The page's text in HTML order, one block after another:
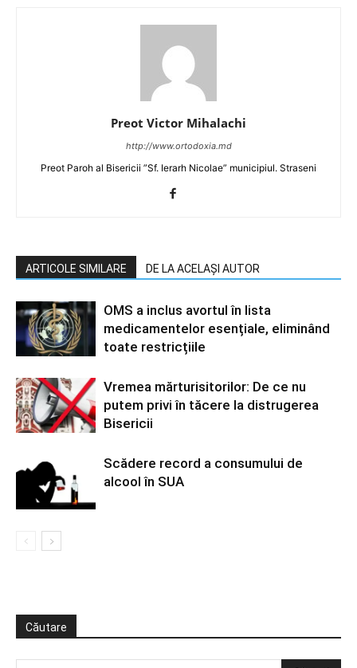
Preot Victor Mihalachi
http://www.ortodoxia.md
Preot Paroh al Bisericii ”Sf. Ierarh Nicolae” municipiul. Straseni
ARTICOLE SIMILARE DE LA ACELAȘI AUTOR
OMS a inclus avortul în lista
medicamentelor esențiale, eliminând
toate restricțiile
Vremea mărturisitorilor: De ce nu
putem privi în tăcere la distrugerea
Bisericii
Scădere record a consumului de
alcool în SUA
Căutare